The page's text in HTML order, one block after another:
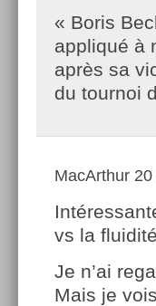
« Boris
appliqué à
après sa
du tournoi
MacArthur
vs la
Je n’ai
Mais je